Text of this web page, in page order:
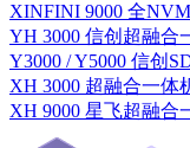
XINFINI 9000 全
YH 3000 信创超融合
Y3000 / Y5000 信创
XH 3000 超融合一体
XH 9000 星飞超融合